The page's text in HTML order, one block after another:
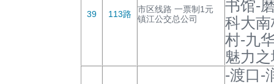
39 113路
市区线路 一票制1元
镇江公交总公司
书馆-
科大
村-九
魅力
-渡口-